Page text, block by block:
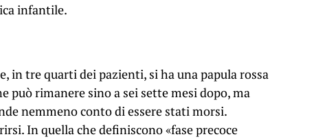
infantile.
in tre quarti dei pazienti, si ha una papula rossa
può rimanere sino a sei sette mesi dopo, ma
nemmeno conto di essere stati morsi.
In quella che definiscono «fase precoce